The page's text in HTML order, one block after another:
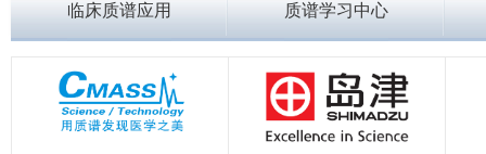
临床质谱应用 质谱学习中心